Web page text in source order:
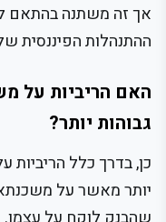
אך זה משתנה בהתאם
ההתנהלות הפיננסית
האם הריביות על
גבוהות יותר?
כן, בדרך כלל
יותר מאשר על